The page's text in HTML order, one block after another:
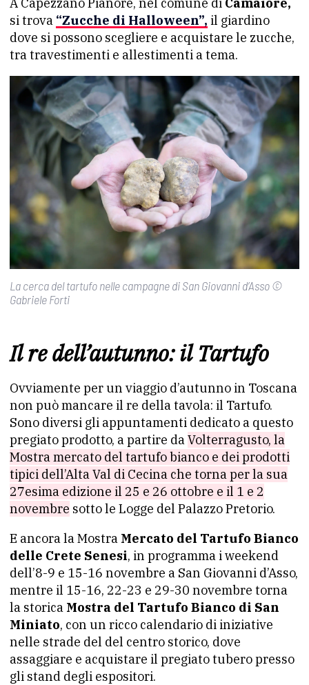
si trova “Zucche di Halloween”, il giardino
dove si possono scegliere e acquistare le zucche,
tra travestimenti e allestimenti a tema.
La cerca del tartufo nelle campagne di San Giovanni d’Asso ©
Gabriele Forti
Il re dell’autunno: il Tartufo
Ovviamente per un viaggio d’autunno in Toscana
non può mancare il re della tavola: il Tartufo.
Sono diversi gli appuntamenti dedicato a questo
pregiato prodotto, a partire daVolterragusto, la
Mostra mercato del tartufo bianco e dei prodotti
tipici dell’Alta Val di Cecina che torna per la sua
27esima edizione il 25 e 26 ottobre e il 1 e 2
novembre sotto le Logge del Palazzo Pretorio.
E ancora la Mostra Mercato del Tartufo Bianco
delle Crete Senesi, in programma i weekend
dell’8-9 e 15-16 novembre a San Giovanni d’Asso,
mentre il 15-16, 22-23 e 29-30 novembre torna
la storica Mostra del Tartufo Bianco di San
Miniato, con un ricco calendario di iniziative
nelle strade del del centro storico, dove
assaggiare e acquistare il pregiato tubero presso
gli stand degli espositori.